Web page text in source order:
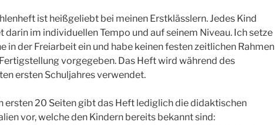
ist heißgeliebt bei meinen Erstklässlern. Jedes Kind
darin im individuellen Tempo und auf seinem Niveau. Ich setze
in der Freiarbeit ein und habe keinen festen zeitlichen Rahmen
vorgegeben. Das Heft wird während des
ersten Schuljahres verwendet.
ersten 20 Seiten gibt das Heft lediglich die didaktischen
vor, welche den Kindern bereits bekannt sind: